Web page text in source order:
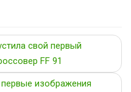
свой первый
FF 91
изображения